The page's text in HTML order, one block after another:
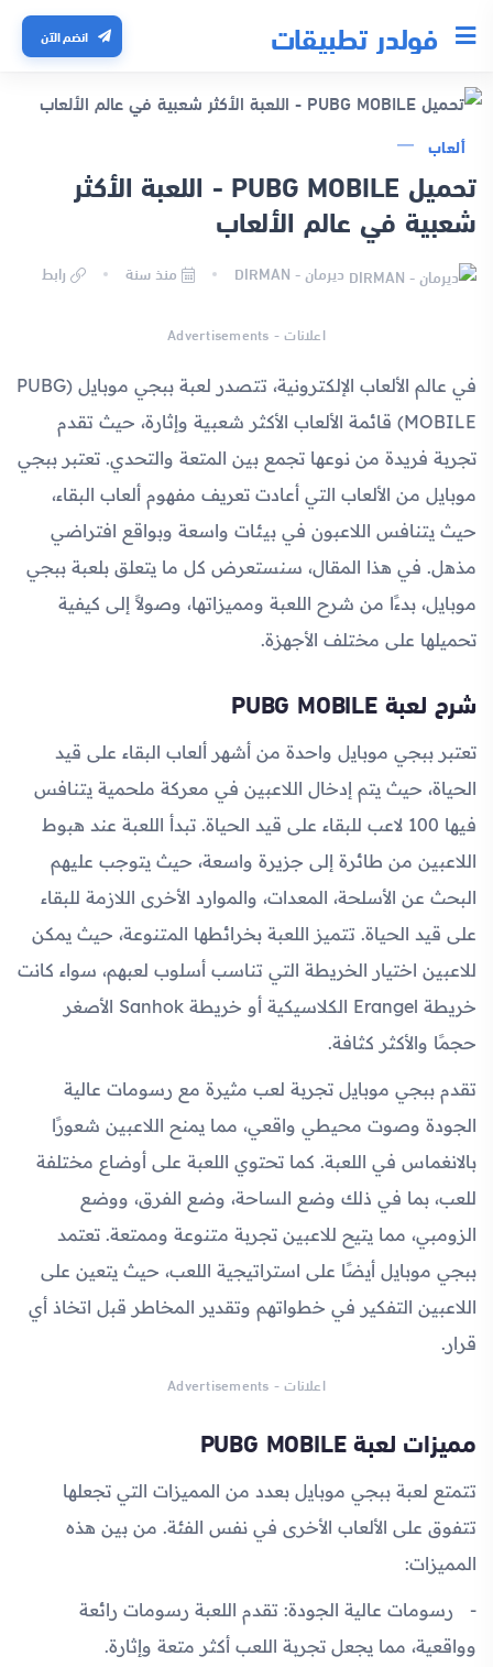
فولدر تطبيقات انضم الآن
ألعاب
تحميل PUBG MOBILE - اللعبة الأكثر
شعبية في عالم الألعاب
ديرمان - DIRMAN منذ سنة رابط
اعلانات - Advertisements
في عالم الألعاب الإلكترونية، تتصدر لعبة ببجي موبايل (PUBG
MOBILE) قائمة الألعاب الأكثر شعبية وإثارة، حيث تقدم
تجربة فريدة من نوعها تجمع بين المتعة والتحدي. تعتبر ببجي
موبايل من الألعاب التي أعادت تعريف مفهوم ألعاب البقاء،
حيث يتنافس اللاعبون في بيئات واسعة وبواقع افتراضي
مذهل. في هذا المقال، سنستعرض كل ما يتعلق بلعبة ببجي
موبايل، بدءًا من شرح اللعبة ومميزاتها، وصولاً إلى كيفية
تحميلها على مختلف الأجهزة.
شرح لعبة PUBG MOBILE
تعتبر ببجي موبايل واحدة من أشهر ألعاب البقاء على قيد
الحياة، حيث يتم إدخال اللاعبين في معركة ملحمية يتنافس
فيها 100 لاعب للبقاء على قيد الحياة. تبدأ اللعبة عند هبوط
اللاعبين من طائرة إلى جزيرة واسعة، حيث يتوجب عليهم
البحث عن الأسلحة، المعدات، والموارد الأخرى اللازمة للبقاء
على قيد الحياة. تتميز اللعبة بخرائطها المتنوعة، حيث يمكن
للاعبين اختيار الخريطة التي تناسب أسلوب لعبهم، سواء كانت
خريطة Erangel الكلاسيكية أو خريطة Sanhok الأصغر
حجمًا والأكثر كثافة.
تقدم ببجي موبايل تجربة لعب مثيرة مع رسومات عالية
الجودة وصوت محيطي واقعي، مما يمنح اللاعبين شعورًا
بالانغماس في اللعبة. كما تحتوي اللعبة على أوضاع مختلفة
للعب، بما في ذلك وضع الساحة، وضع الفرق، ووضع
الزومبي، مما يتيح للاعبين تجربة متنوعة وممتعة. تعتمد
ببجي موبايل أيضًا على استراتيجية اللعب، حيث يتعين على
اللاعبين التفكير في خطواتهم وتقدير المخاطر قبل اتخاذ أي
قرار.
اعلانات - Advertisements
مميزات لعبة PUBG MOBILE
تتمتع لعبة ببجي موبايل بعدد من المميزات التي تجعلها
تتفوق على الألعاب الأخرى في نفس الفئة. من بين هذه
المميزات:
رسومات عالية الجودة: تقدم اللعبة رسومات رائعة
وواقعية، مما يجعل تجربة اللعب أكثر متعة وإثارة.